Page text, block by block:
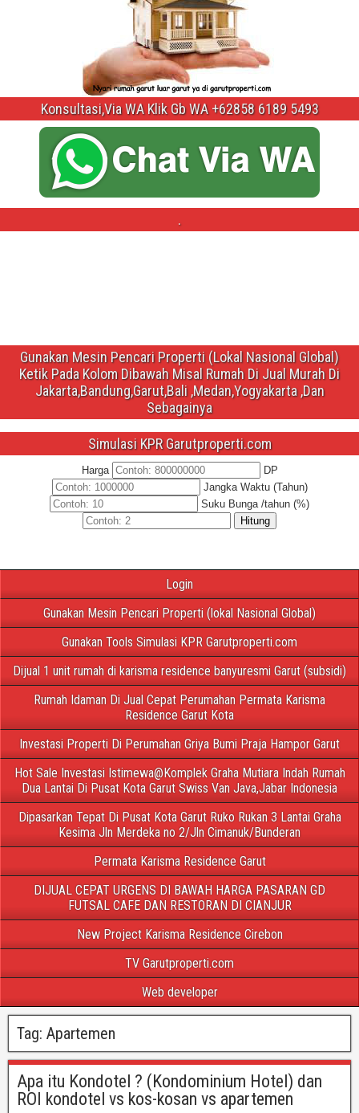
Konsultasi,Via WA Klik Gb WA +62858 6189 5493
.
Gunakan Mesin Pencari Properti (Lokal Nasional Global)
Ketik Pada Kolom Dibawah Misal Rumah Di Jual Murah Di
Jakarta,Bandung,Garut,Bali ,Medan,Yogyakarta ,Dan
Sebagainya
Simulasi KPR Garutproperti.com
Harga
DP
Jangka Waktu (Tahun)
Suku Bunga /tahun (%)
Hitung
Login
Gunakan Mesin Pencari Properti (lokal Nasional Global)
Gunakan Tools Simulasi KPR Garutproperti.com
Dijual 1 unit rumah di karisma residence banyuresmi Garut (subsidi)
Rumah Idaman Di Jual Cepat Perumahan Permata Karisma
Residence Garut Kota
Investasi Properti Di Perumahan Griya Bumi Praja Hampor Garut
Hot Sale Investasi Istimewa@Komplek Graha Mutiara Indah Rumah
Dua Lantai Di Pusat Kota Garut Swiss Van Java,Jabar Indonesia
Dipasarkan Tepat Di Pusat Kota Garut Ruko Rukan 3 Lantai Graha
Kesima Jln Merdeka no 2/Jln Cimanuk/Bunderan
Permata Karisma Residence Garut
DIJUAL CEPAT URGENS DI BAWAH HARGA PASARAN GD
FUTSAL CAFE DAN RESTORAN DI CIANJUR
New Project Karisma Residence Cirebon
TV Garutproperti.com
Web developer
Tag: Apartemen
Apa itu Kondotel ? (Kondominium Hotel) dan
ROI kondotel vs kos-kosan vs apartemen